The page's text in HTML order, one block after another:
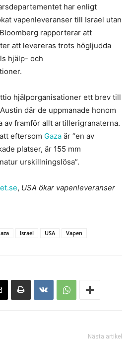
har enligt
vapenleveranser till Israel utan
rapporterar att
att levereras trots högljudda
hjälp- och
hjälporganisationer ett brev till
där de uppmanade honom
av framför allt artillerigranaterna.
eftersom Gaza är “en av
platser, är 155 mm
urskillningslösa”.
, USA ökar vapenleveranser
Israel USA Vapen
Nästa artikel